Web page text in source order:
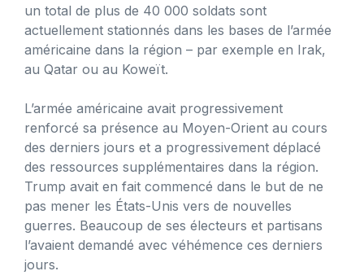
un total de plus de 40 000 soldats sont
actuellement stationnés dans les bases de l’armée
américaine dans la région – par exemple en Irak,
au Qatar ou au Koweït.
L’armée américaine avait progressivement
renforcé sa présence au Moyen-Orient au cours
des derniers jours et a progressivement déplacé
des ressources supplémentaires dans la région.
Trump avait en fait commencé dans le but de ne
pas mener les États-Unis vers de nouvelles
guerres. Beaucoup de ses électeurs et partisans
l’avaient demandé avec véhémence ces derniers
jours.